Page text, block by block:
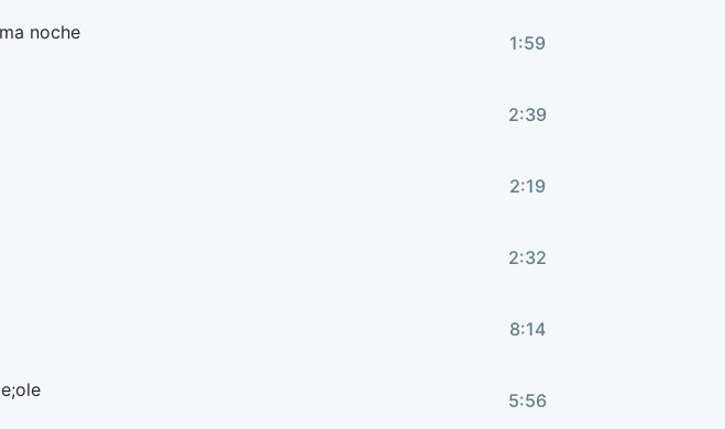
noche 1:59
2:39
2:19
2:32
8:14
5:56